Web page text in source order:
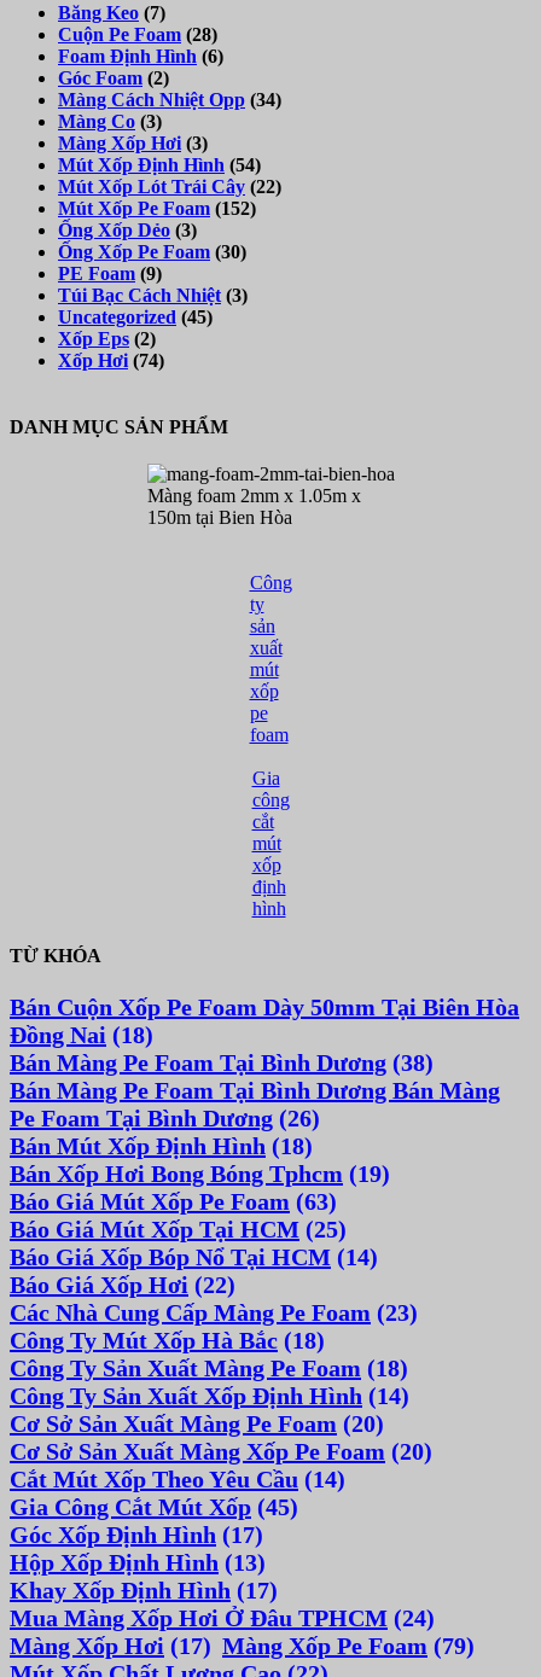
Băng Keo (7)
Cuộn Pe Foam (28)
Foam Định Hình (6)
Góc Foam (2)
Màng Cách Nhiệt Opp (34)
Màng Co (3)
Màng Xốp Hơi (3)
Mút Xốp Định Hình (54)
Mút Xốp Lót Trái Cây (22)
Mút Xốp Pe Foam (152)
Ống Xốp Dẻo (3)
Ống Xốp Pe Foam (30)
PE Foam (9)
Túi Bạc Cách Nhiệt (3)
Uncategorized (45)
Xốp Eps (2)
Xốp Hơi (74)
DANH MỤC SẢN PHẨM
Màng foam 2mm x 1.05m x
150m tại Bien Hòa
Công
ty
sản
xuất
mút
xốp
pe
foam
Gia
công
cắt
mút
xốp
định
hình
TỪ KHÓA
Bán Cuộn Xốp Pe Foam Dày 50mm Tại Biên Hòa
Đồng Nai (18)
Bán Màng Pe Foam Tại Bình Dương (38)
Bán Màng Pe Foam Tại Bình Dương Bán Màng
Pe Foam Tại Bình Dương (26)
Bán Mút Xốp Định Hình (18)
Bán Xốp Hơi Bong Bóng Tphcm (19)
Báo Giá Mút Xốp Pe Foam (63)
Báo Giá Mút Xốp Tại HCM (25)
Báo Giá Xốp Bóp Nổ Tại HCM (14)
Báo Giá Xốp Hơi (22)
Các Nhà Cung Cấp Màng Pe Foam (23)
Công Ty Mút Xốp Hà Bắc (18)
Công Ty Sản Xuất Màng Pe Foam (18)
Công Ty Sản Xuất Xốp Định Hình (14)
Cơ Sở Sản Xuất Màng Pe Foam (20)
Cơ Sở Sản Xuất Màng Xốp Pe Foam (20)
Cắt Mút Xốp Theo Yêu Cầu (14)
Gia Công Cắt Mút Xốp (45)
Góc Xốp Định Hình (17)
Hộp Xốp Định Hình (13)
Khay Xốp Định Hình (17)
Mua Màng Xốp Hơi Ở Đâu TPHCM (24)
Màng Xốp Hơi (17) Màng Xốp Pe Foam (79)